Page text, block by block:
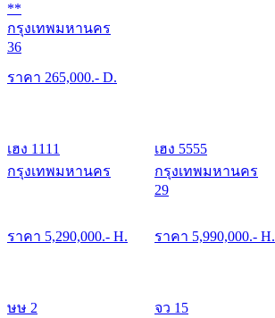
**
กรุงเทพมหานคร
36
ราคา 265,000.- D.
เฮง 1111
กรุงเทพมหานคร
ราคา 5,290,000.- H.
เฮง 5555
กรุงเทพมหานคร
29
ราคา 5,990,000.- H.
ษษ 2
จว 15